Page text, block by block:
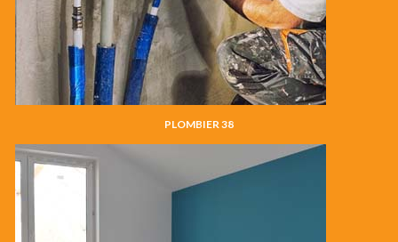
PLOMBIER 38